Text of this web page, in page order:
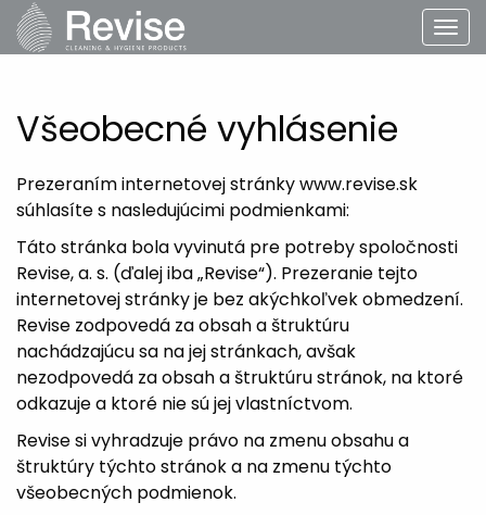
Všeobecné vyhlásenie
Prezeraním internetovej stránky www.revise.sk
súhlasíte s nasledujúcimi podmienkami:
Táto stránka bola vyvinutá pre potreby spoločnosti
Revise, a. s. (ďalej iba „Revise“). Prezeranie tejto
internetovej stránky je bez akýchkoľvek obmedzení.
Revise zodpovedá za obsah a štruktúru
nachádzajúcu sa na jej stránkach, avšak
nezodpovedá za obsah a štruktúru stránok, na ktoré
odkazuje a ktoré nie sú jej vlastníctvom.
Revise si vyhradzuje právo na zmenu obsahu a
štruktúry týchto stránok a na zmenu týchto
všeobecných podmienok.